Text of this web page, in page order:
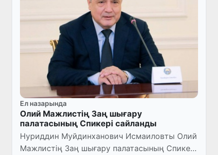
Ел назарында
Олий Мажлистің Заң шығару
палатасының Спикері сайланды
Нуриддин Муйдинханович Исмаиловты Олий
Мажлистің Заң шығару палатасының Спикері